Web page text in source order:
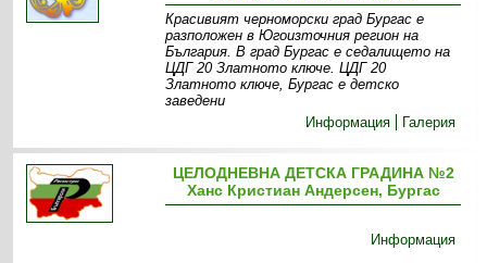
Красивият черноморски град Бургас е
разположен в Югоизточния регион на
България. В град Бургас е седалището на
ЦДГ 20 Златното ключе. ЦДГ 20
Златното ключе, Бургас е детско
заведени
Информация
Галерия
ЦЕЛОДНЕВНА ДЕТСКА ГРАДИНА №2
Ханс Кристиан Андерсен, Бургас
Информация